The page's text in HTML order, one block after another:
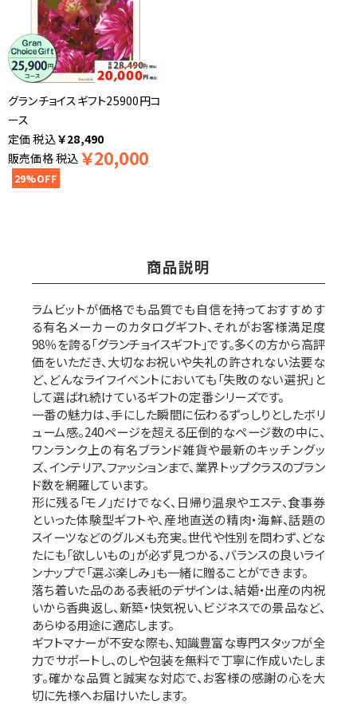
グランチョイスギフト25900円コ
ース
税込￥28,490
販売価格税込 ￥20,000
29%OFF
商品説明
ラムビットが価格でも品質でも自信を持っておすすめす
る有名メーカーのカタログギフト、それがお客様満足度
98％を誇る「グランチョイスギフト」です。多くの方から高評
価をいただき、大切なお祝いや失礼の許されない法要な
ど、どんなライフイベントにおいても「失敗のない選択」と
して選ばれ続けているギフトの定番シリーズです。
一番の魅力は、手にした瞬間に伝わるずっしりとしたボリ
ューム感。240ページを超える圧倒的なページ数の中に、
ワンランク上の有名ブランド雑貨や最新のキッチングッ
ズ、インテリア、ファッションまで、業界トップクラスのブラン
ド数を網羅しています。
形に残る「モノ」だけでなく、日帰り温泉やエステ、食事券
といった体験型ギフトや、産地直送の精肉・海鮮、話題の
スイーツなどのグルメも充実。世代や性別を問わず、どな
たにも「欲しいもの」が必ず見つかる、バランスの良いライ
ンナップで「選ぶ楽しみ」も一緒に贈ることができます。
落ち着いた品のある表紙のデザインは、結婚・出産の内祝
いから香典返し、新築・快気祝い、ビジネスでの景品など、
あらゆる用途に適応します。
ギフトマナーが不安な際も、知識豊富な専門スタッフが全
力でサポートし、のしや包装を無料で丁寧に作成いたしま
す。確かな品質と誠実な対応で、お客様の感謝の心を大
切に先様へお届けいたします。